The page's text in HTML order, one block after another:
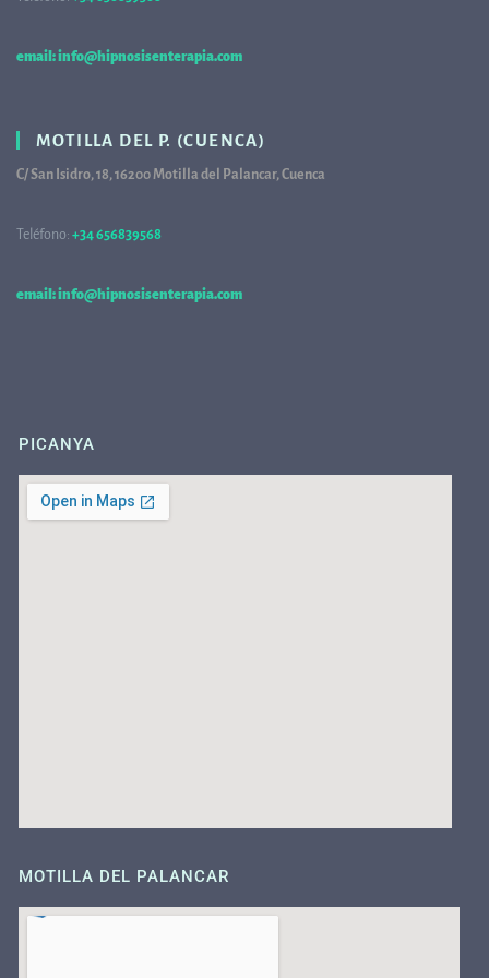
email: info@hipnosisenterapia.com
MOTILLA DEL P. (CUENCA)
C/ San Isidro, 18, 16200 Motilla del Palancar, Cuenca
Teléfono: +34 656839568
email: info@hipnosisenterapia.com
PICANYA
MOTILLA DEL PALANCAR